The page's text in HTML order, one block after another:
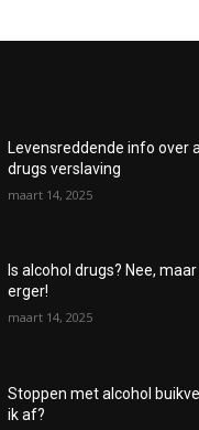
Levensreddende info over
drugs verslaving
maart 14, 2025
Is alcohol drugs? Nee,
erger!
maart 14, 2025
Stoppen met alcohol
ik af?